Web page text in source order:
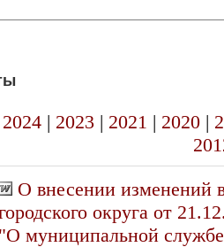
2024 | 2023 | 2021 | 2020 |
О внесении изменений
округа от
"О муниципальной